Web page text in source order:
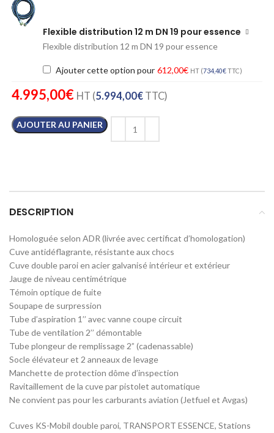
Flexible distribution 12 m DN 19 pour essence
Flexible distribution 12 m DN 19 pour essence
Ajouter cette option pour 612,00€ HT (734,40€TTC)
4.995,00€ HT (5.994,00€ TTC)
AJOUTER AU PANIER
DESCRIPTION
Homologuée selon ADR (livrée avec certificat d’homologation)
Cuve antidéflagrante, résistante aux chocs
Cuve double paroi en acier galvanisé intérieur et extérieur
Jauge de niveau centimétrique
Témoin optique de fuite
Soupape de surpression
Tube d’aspiration 1’’ avec vanne coupe circuit
Tube de ventilation 2’’ démontable
Tube plongeur de remplissage 2” (cadenassable)
Socle élévateur et 2 anneaux de levage
Manchette de protection dôme d’inspection
Ravitaillement de la cuve par pistolet automatique
Ne convient pas pour les carburants aviation (Jetfuel et Avgas)
Cuves KS-Mobil double paroi, TRANSPORT ESSENCE, Stations